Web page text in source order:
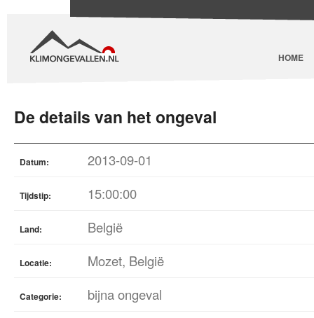
HOME
De details van het ongeval
Datum: 2013-09-01
Tijdstip: 15:00:00
Land: België
Locatie: Mozet, België
Categorie: bijna ongeval